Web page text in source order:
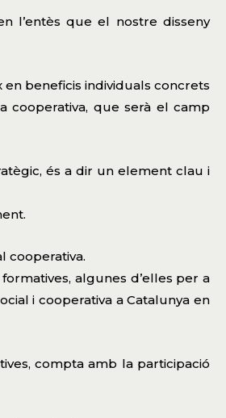
l’entès que el nostre disseny
beneficis individuals concrets
cooperativa, que serà el camp
és a dir un element clau i
cooperativa.
algunes d’elles per a
i cooperativa a Catalunya en
compta amb la participació